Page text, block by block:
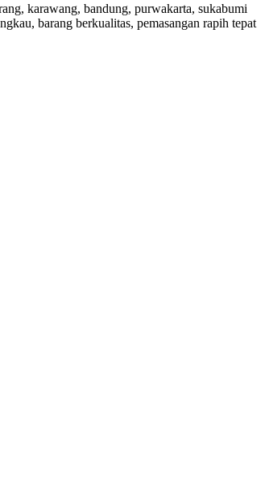
karawang, bandung, purwakarta, sukabumi
barang berkualitas, pemasangan rapih tepat